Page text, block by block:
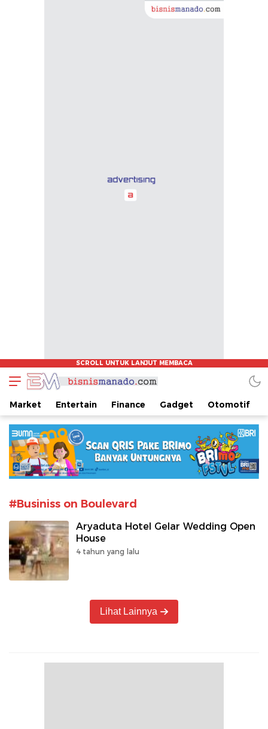
www.bisnismanado.com
Berita Bisnis Sulawesi Utara
Market Entertain Finance Gadget Otomotif
#Businiss on Boulevard
Aryaduta Hotel Gelar Wedding Open
House
4 tahun yang lalu
Lihat Lainnya